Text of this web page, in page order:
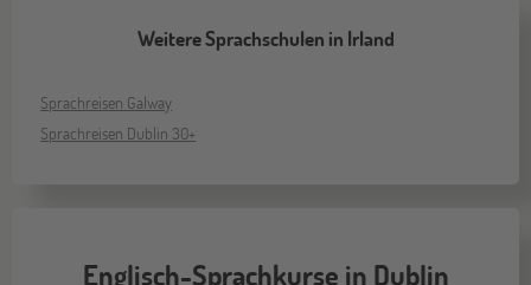
Weitere Sprachschulen in Irland
Sprachreisen Galway
Sprachreisen Dublin 30+
Englisch-Sprachkurse in Dublin